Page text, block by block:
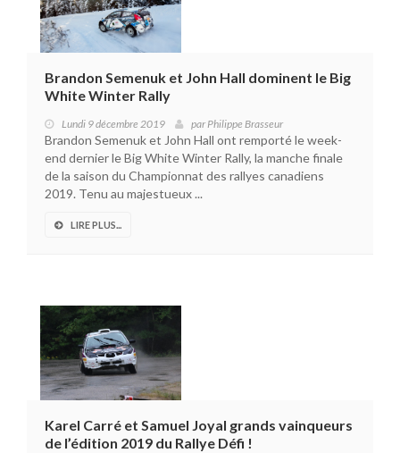
Brandon Semenuk et John Hall dominent le Big
White Winter Rally
Lundi 9 décembre 2019 parPhilippe Brasseur
Brandon Semenuk et John Hall ont remporté le week-
end dernier le Big White Winter Rally, la manche finale
de la saison du Championnat des rallyes canadiens
2019. Tenu au majestueux ...
LIRE PLUS...
Karel Carré et Samuel Joyal grands vainqueurs
de l’édition 2019 du Rallye Défi !